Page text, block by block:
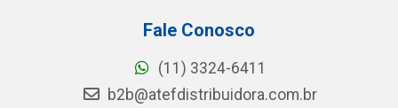
Fale Conosco
(11) 3324-6411
b2b@atefdistribuidora.com.br